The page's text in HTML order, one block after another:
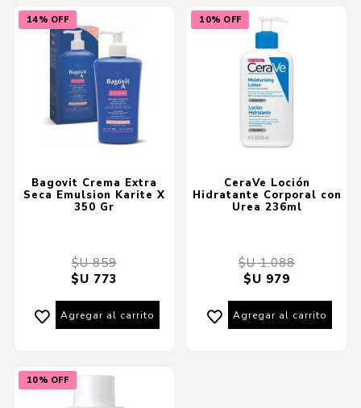
14% OFF
Bagovit Crema Extra
Seca Emulsion Karite X
350 Gr
$U 859
$U 773
Agregar al carrito
10% OFF
CeraVe Loción
Hidratante Corporal con
Urea 236ml
$U 1.088
$U 979
Agregar al carrito
10% OFF